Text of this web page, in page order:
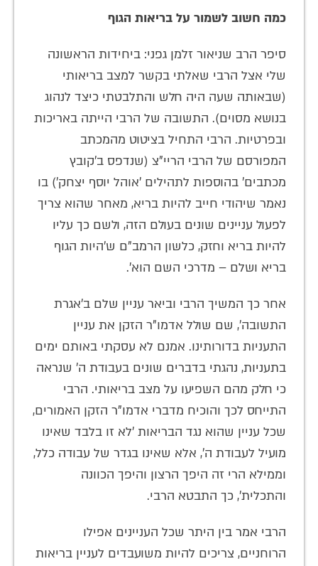
כמה חשוב לשמור על בריאות הגוף
סיפר הרב שניאור זלמן גפני: ביחידות הראשונה
שלי אצל הרבי שאלתי בקשר למצב בריאותי
(שבאותה שעה היה חלש והתלבטתי כיצד לנהוג
בנושא מסוים). התשובה של הרבי הייתה באריכות
ובפרטיות. הרבי התחיל בציטוט מהמכתב
המפורסם של הרבי הריי"צ (שנדפס ב'קובץ
מכתבים' בהוספות לתהילים 'אוהל יוסף יצחק') בו
נאמר שיהודי חייב להיות בריא, מאחר שהוא צריך
לפעול עניינים שונים בעולם הזה, ולשם כך עליו
להיות בריא וחזק, כלשון הרמב"ם ש'היות הגוף
בריא ושלם – מדרכי השם הוא'.
אחר כך המשיך הרבי וביאר עניין שלם ב'אגרת
התשובה', שם שולל אדמו"ר הזקן את עניין
התעניות בדורותינו. אמנם לא עסקתי באותם ימים
בתעניות, נהגתי בדברים שונים בעבודת ה' שנראה
כי חלק מהם השפיעו על מצב בריאותי. הרבי
התייחס לכך והוכיח מדברי אדמו"ר הזקן האמורים,
שכל עניין שהוא נגד הבריאות 'לא זו בלבד שאינו
מועיל לעבודת ה', אלא שאינו בגדר של עבודה כלל,
וממילא הרי זה היפך הרצון והיפך הכוונה
והתכלית', כך התבטא הרבי.
הרבי אמר בין היתר שכל העניינים אפילו
הרוחניים, צריכים להיות משועבדים לעניין בריאות